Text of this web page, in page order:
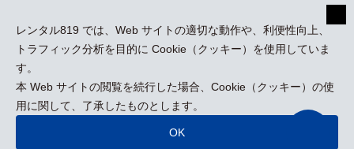
レンタル819 では、Web サイトの適切な動作や、利便性向上、
トラフィック分析を目的に Cookie（クッキー）を使用していま
す。
本 Web サイトの閲覧を続行した場合、Cookie（クッキー）の使
用に関して、了承したものとします。
OK
採用情報
プレスリリース
kizuki Rental Service © All Rights Reserved.